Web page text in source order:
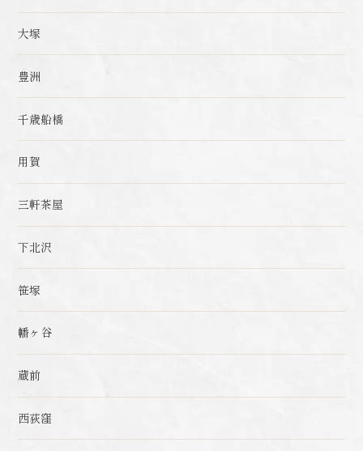
大塚
豊洲
千歳船橋
用賀
三軒茶屋
下北沢
笹塚
幡ヶ谷
蔵前
西荻窪